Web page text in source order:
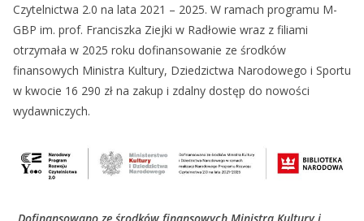
Czytelnictwa 2.0 na lata 2021 – 2025. W ramach programu M-
GBP im. prof. Franciszka Ziejki w Radłowie wraz z filiami
otrzymała w 2025 roku dofinansowanie ze środków
finansowych Ministra Kultury, Dziedzictwa Narodowego i Sportu
w kwocie 16 290 zł na zakup i zdalny dostęp do nowości
wydawniczych.